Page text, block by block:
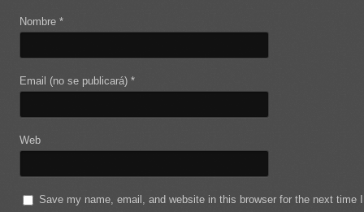
Nombre*
Email (no se publicará)*
Web
Save my name, email, and website in this browser for the next time I